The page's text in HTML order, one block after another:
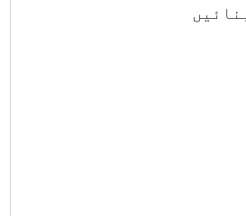
بنائیں